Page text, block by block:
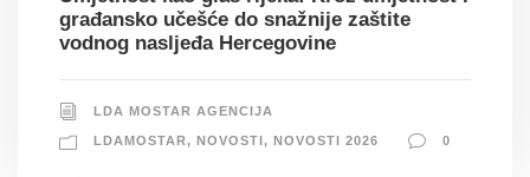
građansko učešće do snažnije zaštite
vodnog nasljeđa Hercegovine
LDA MOSTAR AGENCIJA
LDAMOSTAR, NOVOSTI, NOVOSTI 2026 0